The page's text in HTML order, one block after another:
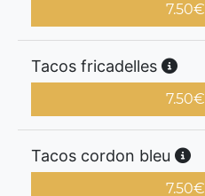
7.50€
Tacos fricadelles
7.50€
Tacos cordon bleu
7.50€